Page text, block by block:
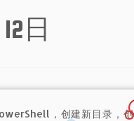
日
，创建新目录，创